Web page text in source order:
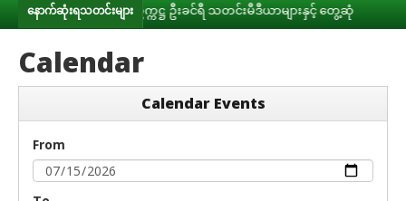
နောက်ဆုံးရသတင်းများ
ပြည်သူ့လွှတ်တော်ဥက္ကဋ္ဌ ဦးခင်ရီ သတင်းမီဒီယာများနှင့် တွေ့ဆုံ
Calendar
Calendar Events
From